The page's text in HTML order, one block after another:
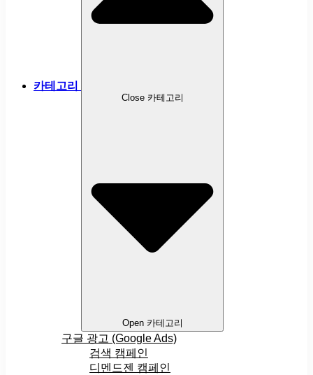
카테고리
Close 카테고리
Open 카테고리
구글 광고 (Google Ads)
검색 캠페인
디멘드젠 캠페인